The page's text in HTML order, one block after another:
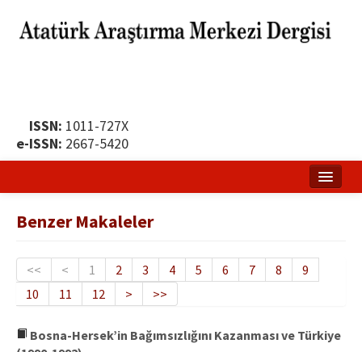
ISSN: 1011-727X
e-ISSN: 2667-5420
Yayın Politikası
Dergi Kurulları
Yayın İlkeleri
Benzer Makaleler
<< < 1 2 3 4 5 6 7 8
9
10
11 12 > >>
Bosna-Hersek’in Bağımsızlığını Kazanması ve Türkiye